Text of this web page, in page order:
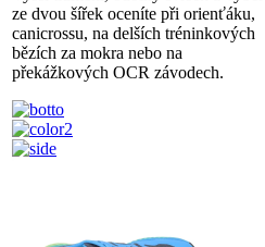
ze dvou šířek oceníte při orienťáku,
canicrossu, na delších tréninkových
bězích za mokra nebo na
překážkových OCR závodech.